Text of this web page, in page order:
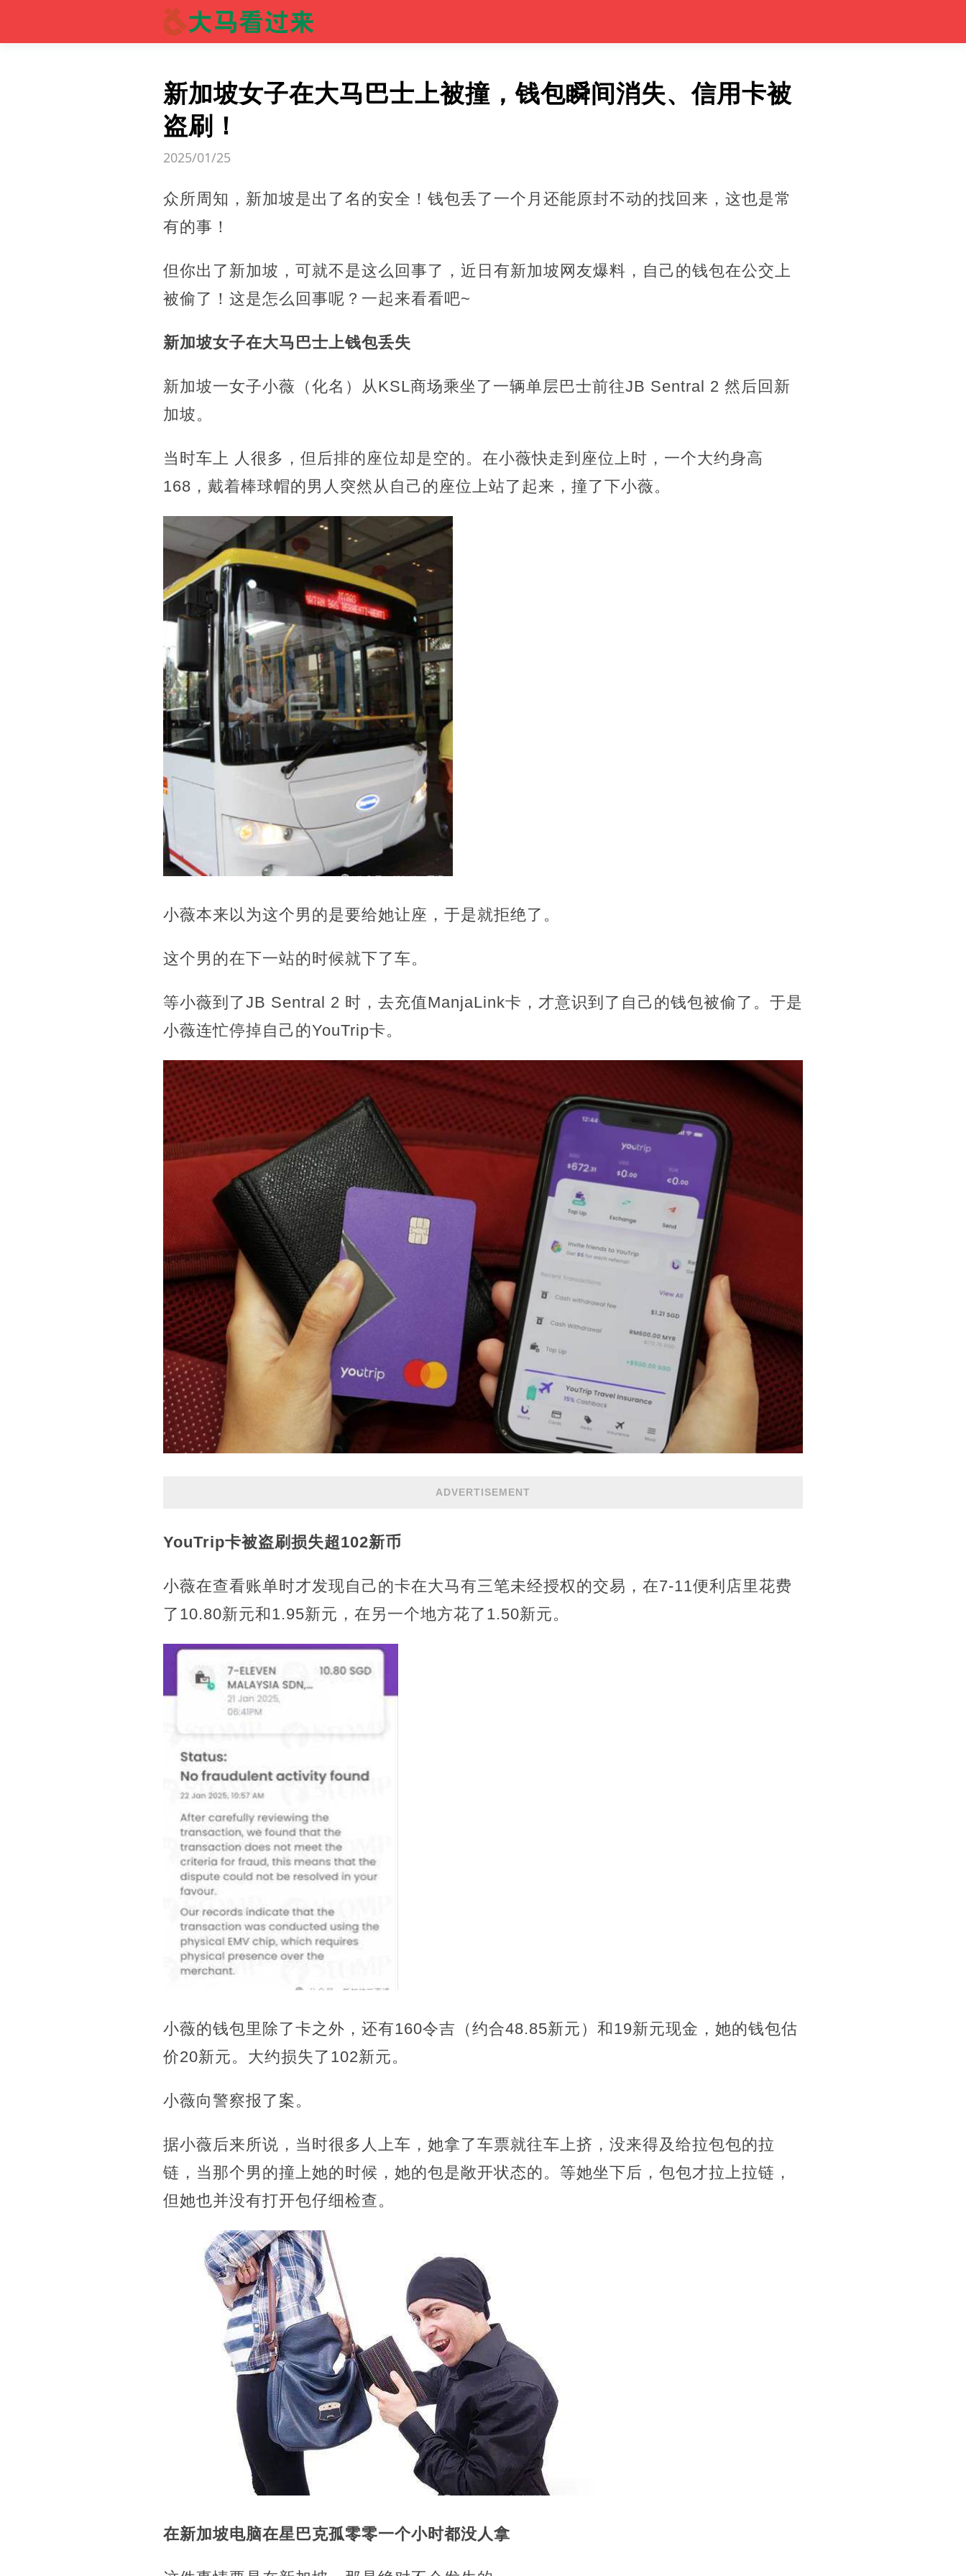
新加坡女子在大马巴士上被撞，钱包瞬间消失、信用卡被
盗刷！
2025/01/25
众所周知，新加坡是出了名的安全！钱包丢了一个月还能原封不动的找回来，这也是常
有的事！
但你出了新加坡，可就不是这么回事了，近日有新加坡网友爆料，自己的钱包在公交上
被偷了！这是怎么回事呢？一起来看看吧~
新加坡女子在大马巴士上钱包丢失
新加坡一女子小薇（化名）从KSL商场乘坐了一辆单层巴士前往JB Sentral 2 然后回新
加坡。
当时车上 人很多，但后排的座位却是空的。在小薇快走到座位上时，一个大约身高
168，戴着棒球帽的男人突然从自己的座位上站了起来，撞了下小薇。
小薇本来以为这个男的是要给她让座，于是就拒绝了。
这个男的在下一站的时候就下了车。
等小薇到了JB Sentral 2 时，去充值ManjaLink卡，才意识到了自己的钱包被偷了。于是
小薇连忙停掉自己的YouTrip卡。
ADVERTISEMENT
YouTrip卡被盗刷 损失超102新币
小薇在查看账单时才发现自己的卡在大马有三笔未经授权的交易，在7-11便利店里花费
了10.80新元和1.95新元，在另一个地方花了1.50新元。
小薇的钱包里除了卡之外，还有160令吉（约合48.85新元）和19新元现金，她的钱包估
价20新元。大约损失了102新元。
小薇向警察报了案。
据小薇后来所说，当时很多人上车，她拿了车票就往车上挤，没来得及给拉包包的拉
链，当那个男的撞上她的时候，她的包是敞开状态的。等她坐下后，包包才拉上拉链，
但她也并没有打开包仔细检查。
在新加坡电脑在星巴克孤零零一个小时都没人拿